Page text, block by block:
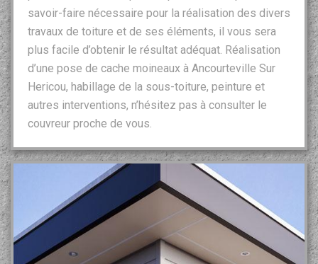
savoir-faire nécessaire pour la réalisation des divers
travaux de toiture et de ses éléments, il vous sera
plus facile d’obtenir le résultat adéquat. Réalisation
d’une pose de cache moineaux à Ancourteville Sur
Hericou, habillage de la sous-toiture, peinture et
autres interventions, n’hésitez pas à consulter le
couvreur proche de vous.